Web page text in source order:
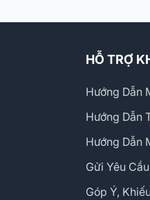
HỖ TRỢ
Hướng Dẫn
Hướng Dẫn
Hướng Dẫn
Gửi Yêu
Góp Ý,